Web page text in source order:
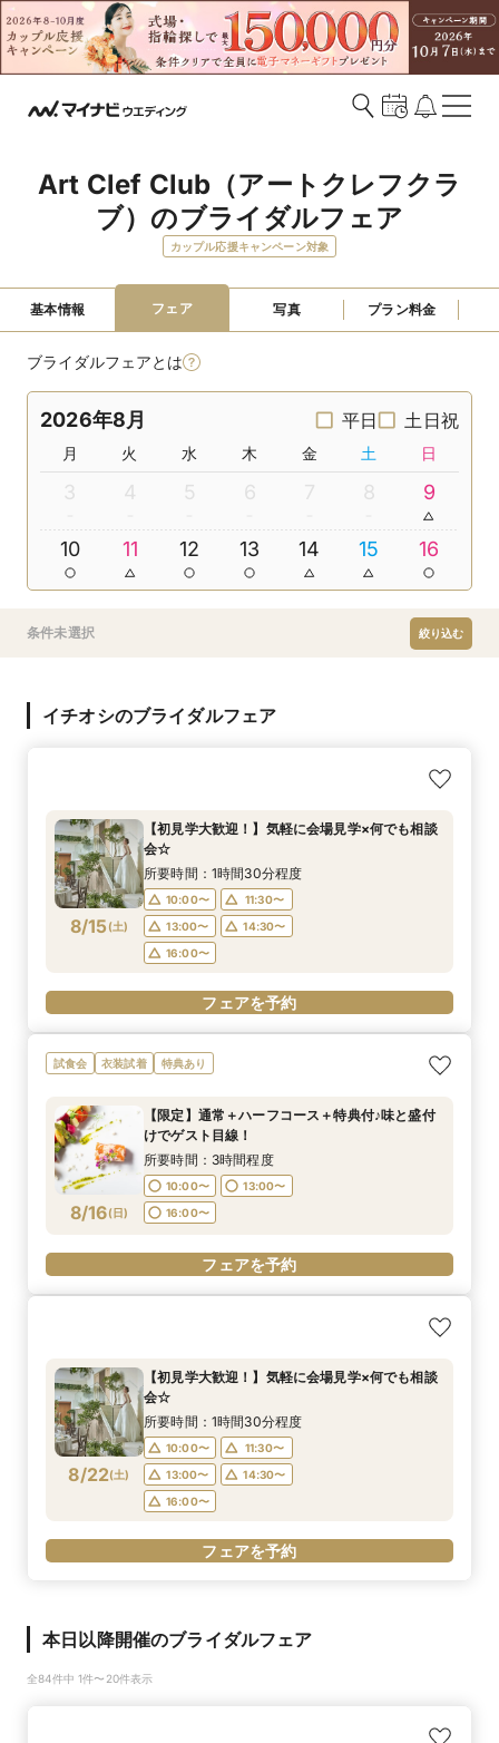
Art Clef Club（アートクレフクラ
ブ）のブライダルフェア
カップル応援キャンペーン対象
基本情報 フェア 写真 プラン料金
ブライダルフェアとは
2026年8月 平日 土日祝
月 火 水 木 金 土 日
3 4 5 6 7 8 9
10 11 12 13 14 15 16
条件未選択 絞り込む
イチオシのブライダルフェア
8/15(土)
【初見学大歓迎！】気軽に会場見学×何でも相談
会☆
所要時間：1時間30分程度
10:00〜
11:30〜
13:00〜
14:30〜
16:00〜
フェアを予約
試食会 衣装試着 特典あり
8/16(日)
【限定】通常＋ハーフコース＋特典付♪味と盛付
けでゲスト目線！
所要時間：3時間程度
10:00〜
13:00〜
16:00〜
フェアを予約
8/22(土)
【初見学大歓迎！】気軽に会場見学×何でも相談
会☆
所要時間：1時間30分程度
10:00〜
11:30〜
13:00〜
14:30〜
16:00〜
フェアを予約
本日以降開催のブライダルフェア
全84件中 1件〜20件表示